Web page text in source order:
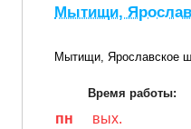
Мытищи,
Мытищи, Ярославское
Время работы:
пн
вых.